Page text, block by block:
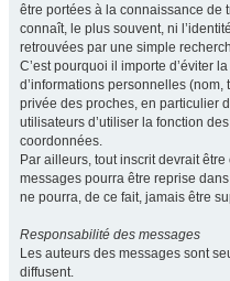
être portées à la connaissance de
connaît, le plus souvent, ni
retrouvées par une simple
C’est pourquoi il importe d’éviter
d’informations personnelles
privée des proches, en particulier
utilisateurs d’utiliser la fonction
coordonnées.
Par ailleurs, tout inscrit devrait
messages pourra être reprise
ne pourra, de ce fait, jamais être
Responsabilité des messages
Les auteurs des messages sont
diffusent.